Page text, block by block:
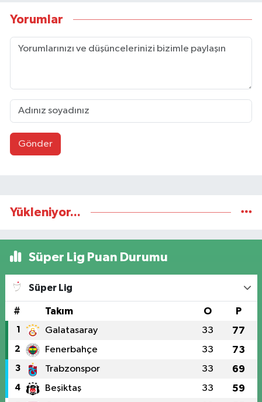
Yorumlar
Gönder
Yükleniyor...
Süper Lig Puan Durumu
Süper Lig
# Takım O P
1 Galatasaray 33 77
2 Fenerbahçe 33 73
3 Trabzonspor 33 69
4 Beşiktaş 33 59